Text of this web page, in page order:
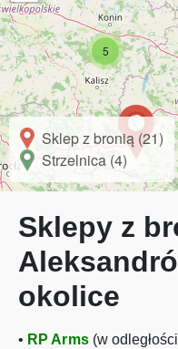
5
Sklep z bronią (21)
Strzelnica (4)
Sklepy z
okolice
• RP Arms(w